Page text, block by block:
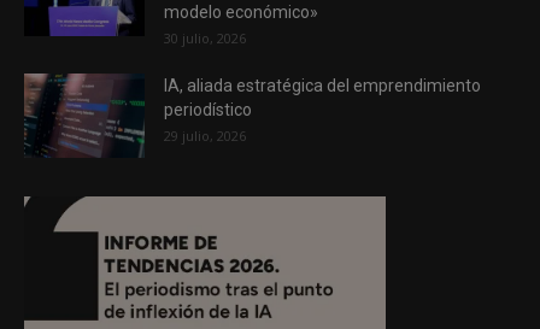
modelo económico»
30 julio, 2026
IA, aliada estratégica del emprendimiento
periodístico
29 julio, 2026